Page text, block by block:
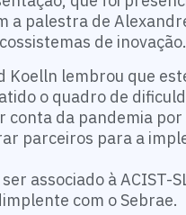
a palestra de
de inovação.
Koelln lembrou que
o quadro de
conta da pandemia
parceiros para a
associado à ACIST-
com o Sebrae.